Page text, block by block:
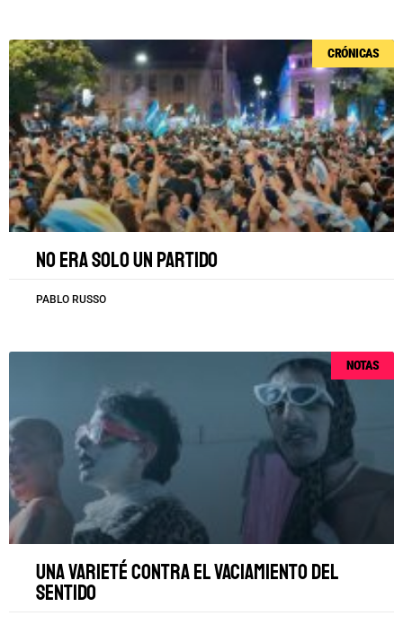
CRÓNICAS
No era solo un partido
PABLO RUSSO
NOTAS
Una varieté contra el vaciamiento del
sentido